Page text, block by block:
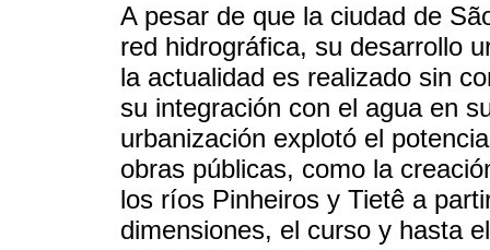
A pesar de que la ciudad de
red hidrográfica, su desarrollo
la actualidad es realizado sin
su integración con el agua en
urbanización explotó el
obras públicas, como la
los ríos Pinheiros y Tietê a
dimensiones, el curso y hasta